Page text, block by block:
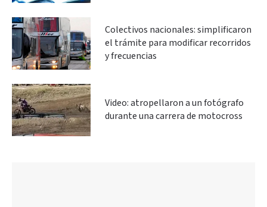
Colectivos nacionales: simplificaron
el trámite para modificar recorridos
y frecuencias
Video: atropellaron a un fotógrafo
durante una carrera de motocross